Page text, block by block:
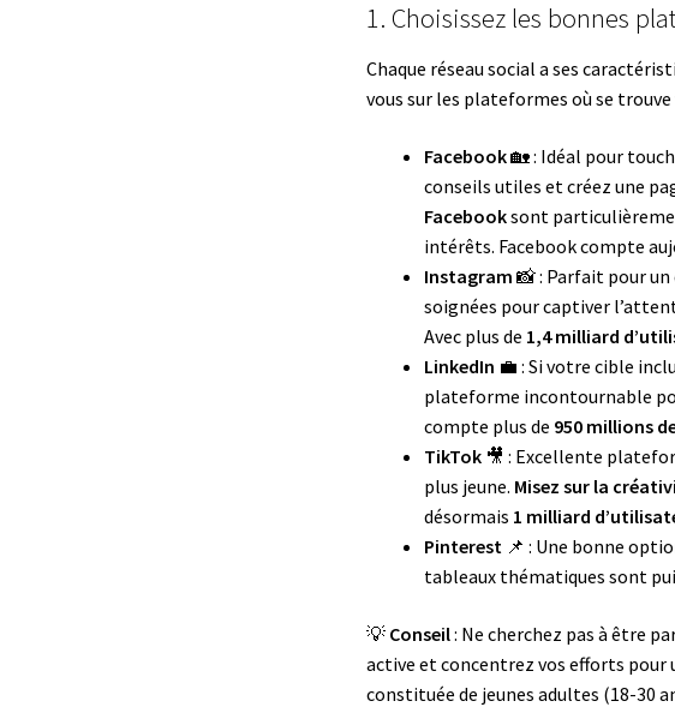
1. Choisissez les bonnes
Chaque réseau social a ses
vous sur les plateformes où se
Facebook🏡 : Idéal pour
conseils utiles et créez une
Facebooksont
intérêts. Facebook compte
Instagram 📸 : Parfait pour
soignées pour captiver
Avec plus de 1,4 milliard
LinkedIn 💼 : Si votre cible
plateforme incontournable
compte plus de 950 millions
TikTok 🎥 : Excellente
plus jeune. Misez sur la
désormais 1 milliard
Pinterest 📌 : Une bonne
tableaux thématiques sont
💡 Conseil: Ne cherchez pas à être
active et concentrez vos efforts pour
constituée de jeunes adultes (18-30